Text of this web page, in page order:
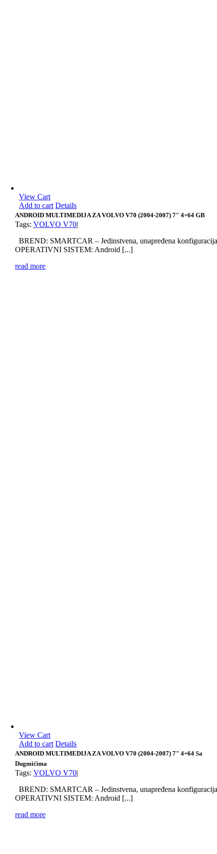
View Cart
Add to cart Details
ANDROID MULTIMEDIJA ZA VOLVO V70 (2004-2007) 7″ 4+64 GB
Tags:VOLVO V70|
BREND: SMARTCAR – Jedinstvena, unapređena
OPERATIVNI SISTEM: Android [...]
read more
View Cart
Add to cart Details
ANDROID MULTIMEDIJA ZA VOLVO V70 (2004-2007) 7″ 4+64 Sa
Dugmićima
Tags:VOLVO V70|
BREND: SMARTCAR – Jedinstvena, unapređena
OPERATIVNI SISTEM: Android [...]
read more